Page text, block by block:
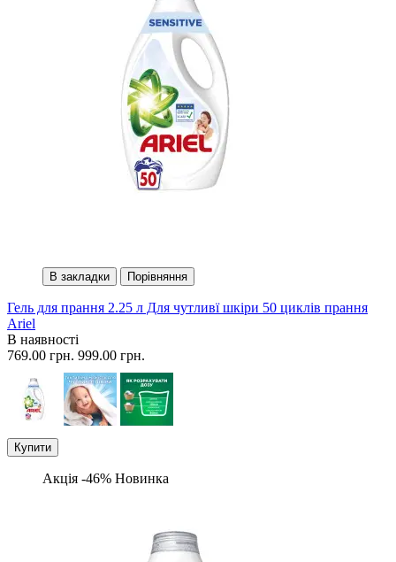
В закладки Порівняння
Гель для прання 2.25 л Для чутливї шкіри 50 циклів прання
Ariel
В наявності
769.00 грн. 999.00 грн.
Купити
Акція -46% Новинка